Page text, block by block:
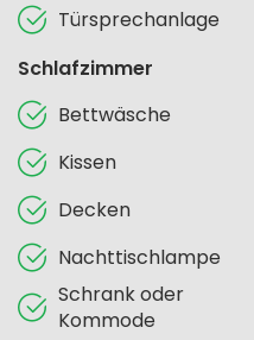
Türsprechanlage
Schlafzimmer
Bettwäsche
Kissen
Decken
Nachttischlampe
Schrank oder
Kommode